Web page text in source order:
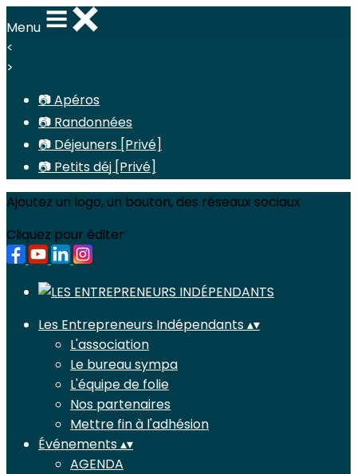
Menu
<
>
📷 Apéros
📷 Randonnées
📷 Déjeuners [Privé]
📷 Petits déj [Privé]
Ajoutez un logo, un bouton, des réseaux sociaux
Cliquez pour éditer
Les Entrepreneurs Indépendants▴▾
L'association
Le bureau sympa
L'équipe de folie
Nos partenaires
Mettre fin à l'adhésion
Événements▴▾
AGENDA